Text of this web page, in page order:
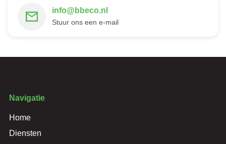
info@bbeco.nl
Stuur ons een e-mail
Navigatie
Home
Diensten